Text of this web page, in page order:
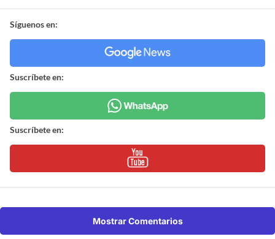
Síguenos en:
Suscríbete en:
Suscríbete en:
Mostrar Comentarios